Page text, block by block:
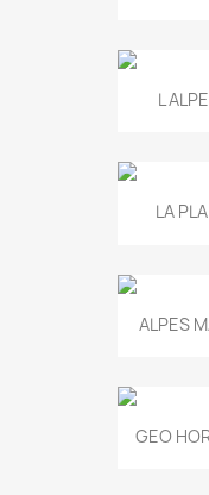
L
LA
ALPES
GEO